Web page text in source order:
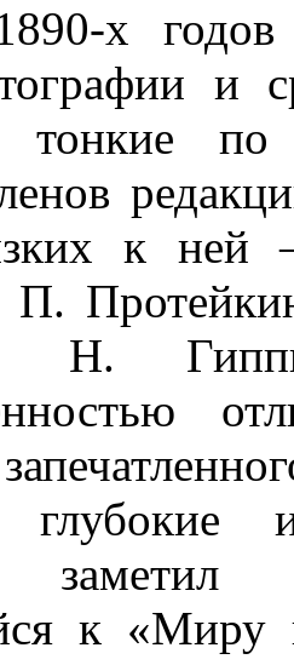
х годов
и
тонкие по
к
Н.
глубокие
к «Миру